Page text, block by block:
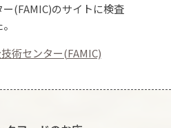
(FAMIC)のサイトに検査
術センター(FAMIC)